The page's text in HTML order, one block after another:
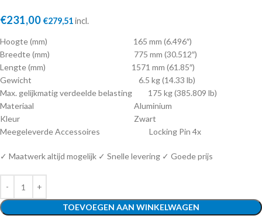
€231,00 €279,51incl.
Hoogte (mm) 165 mm (6.496″)
Breedte (mm) 775 mm (30.512″)
Lengte (mm) 1571 mm (61.85″)
Gewicht 6.5 kg (14.33 lb)
Max. gelijkmatig verdeelde belasting 175 kg (385.809 lb)
Materiaal Aluminium
Kleur Zwart
Meegeleverde Accessoires Locking Pin 4x
✓ Maatwerk altijd mogelijk ✓ Snelle levering ✓ Goede prijs
TOEVOEGEN AAN WINKELWAGEN